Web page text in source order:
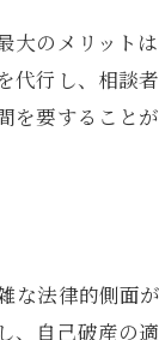
のメリット
行し、相談
要すること
法律的側面
自己破産の